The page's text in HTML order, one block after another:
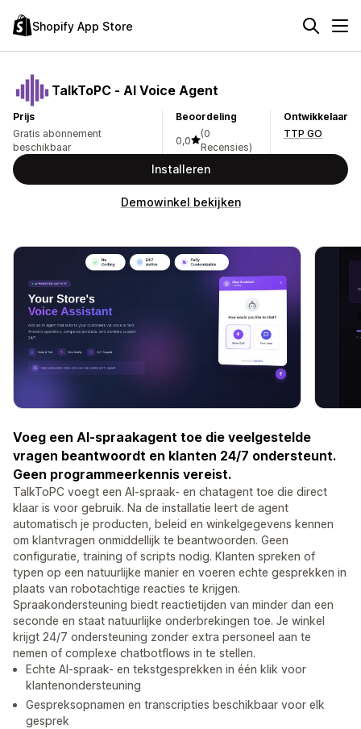
Shopify App Store
TalkToPC ‑ AI Voice Agent
Prijs
Gratis abonnement
beschikbaar
Beoordeling
0,0
(0
Recensies)
Ontwikkelaar
TTP GO
Installeren
Demowinkel bekijken
Voeg een AI-spraakagent toe die veelgestelde
vragen beantwoordt en klanten 24/7 ondersteunt.
Geen programmeerkennis vereist.
TalkToPC voegt een AI-spraak- en chatagent toe die direct
klaar is voor gebruik. Na de installatie leert de agent
automatisch je producten, beleid en winkelgegevens kennen
om klantvragen onmiddellijk te beantwoorden. Geen
configuratie, training of scripts nodig. Klanten spreken of
typen op een natuurlijke manier en voeren echte gesprekken in
plaats van robotachtige reacties te krijgen.
Spraakondersteuning biedt reactietijden van minder dan een
seconde en staat natuurlijke onderbrekingen toe. Je winkel
krijgt 24/7 ondersteuning zonder extra personeel aan te
nemen of complexe chatbotflows in te stellen.
Echte AI-spraak- en tekstgesprekken in één klik voor
klantenondersteuning
Gespreksopnamen en transcripties beschikbaar voor elk
gesprek